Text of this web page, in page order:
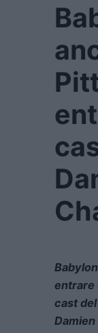
entrare
cast
Damien